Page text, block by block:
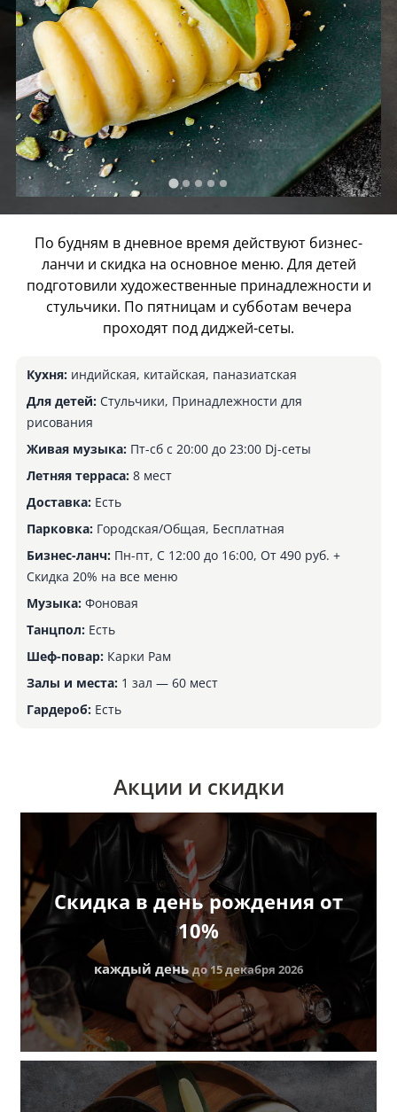
По будням в дневное время действуют бизнес-
ланчи и скидка на основное меню. Для детей
подготовили художественные принадлежности и
стульчики. По пятницам и субботам вечера
проходят под диджей-сеты.
Кухня:индийская, китайская, паназиатская
Для детей:Стульчики, Принадлежности для
рисования
Живая музыка:Пт-сб с 20:00 до 23:00 Dj-сеты
Летняя терраса:8 мест
Доставка:Есть
Парковка:Городская/Общая, Бесплатная
Бизнес-ланч:Пн-пт, С 12:00 до 16:00, От 490 руб. +
Скидка 20% на все меню
Музыка:Фоновая
Танцпол:Есть
Шеф-повар:Карки Рам
Залы и места:1 зал — 60 мест
Гардероб:Есть
Акции и скидки
Скидка в день рождения от
10%
каждый деньдо 15 декабря 2026